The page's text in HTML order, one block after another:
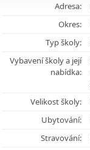
Adresa:
Okres:
Typ školy:
Vybavení školy a její
nabídka:
Velikost školy:
Ubytování:
Stravování: